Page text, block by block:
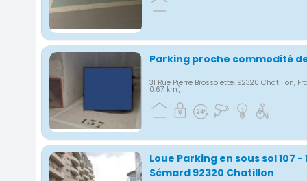
Parking proche commodité
31 Rue Pierre Brossolette, 92320 Châtillon,
0.67 km)
Loue Parking en sous sol 107 -
Sémard 92320 Chatillon